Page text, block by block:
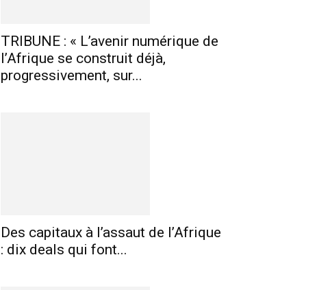
TRIBUNE : « L’avenir numérique de
l’Afrique se construit déjà,
progressivement, sur...
Des capitaux à l’assaut de l’Afrique
: dix deals qui font...